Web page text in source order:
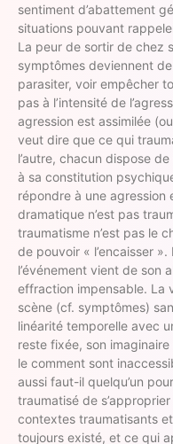
sentiment d’abattement
situations pouvant
La peur de sortir de chez
symptômes deviennent
parasiter, voir empêcher
pas à l’intensité de
agression est assimilée
veut dire que ce qui
l’autre, chacun dispose
à sa constitution
répondre à une agression
dramatique n’est pas
traumatisme n’est pas le
de pouvoir « l’encaisser
l’événement vient de son
effraction impensable. La
scène (cf. symptômes)
linéarité temporelle avec
reste fixée, son
le comment sont
aussi faut-il quelqu’un
traumatisé de s’approprier
contextes traumatisants
toujours existé, et ce qui